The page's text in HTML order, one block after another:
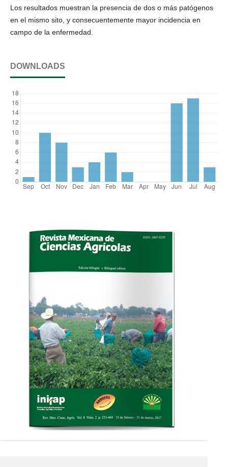
Los resultados muestran la presencia de dos o más patógenos
en el mismo sito, y consecuentemente mayor incidencia en
campo de la enfermedad.
DOWNLOADS